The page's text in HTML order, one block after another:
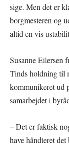
sige. Men det er
borgmesteren og
altid en vis
Susanne Eilersen
Tinds holdning til
kommunikeret ud
samarbejdet i
– Det er faktisk
have håndteret